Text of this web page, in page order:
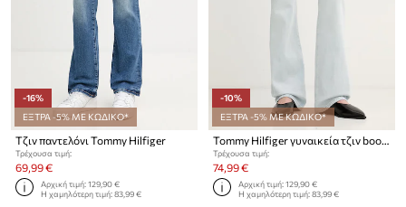
-16%
ΕΞΤΡΑ -5% ΜΕ ΚΩΔΙΚΟ*
Τζιν παντελόνι Tommy Hilfiger
Τρέχουσα τιμή:
69,99 €
Αρχική τιμή:129,90 €
Η χαμηλότερη τιμή:83,99 €
-10%
ΕΞΤΡΑ -5% ΜΕ ΚΩΔΙΚΟ*
Tommy Hilfiger γυναικεία τζιν bootcut
Τρέχουσα τιμή:
74,99 €
Αρχική τιμή:129,90 €
Η χαμηλότερη τιμή:83,99 €